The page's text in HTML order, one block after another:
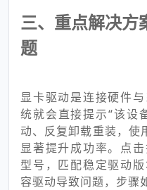
三、重点解决方
题
显卡驱动是连接硬件
统就会直接提示“该设
动、反复卸载重装，使
显著提升成功率。点
型号，匹配稳定驱动
容驱动导致问题，步骤